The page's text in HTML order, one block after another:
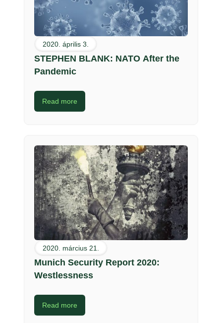
2020. április 3.
STEPHEN BLANK: NATO After the
Pandemic
Read more
2020. március 21.
Munich Security Report 2020:
Westlessness
Read more